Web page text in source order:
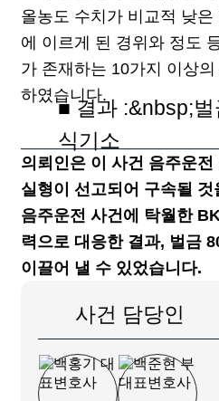
올농도 수치가 비교적 낮
에 이르게 된 경위와 정도
가 존재하는 10가지 이상
하였습니다.
■ 결과 :&nbsp;
식기소
의뢰인은 이 사건 음주운
실형이 선고되어 구속될
음주운전 사건에 탁월한
력으로 대응한 결과, 벌금
이끌어 낼 수 있었습니다.
사건 담당인